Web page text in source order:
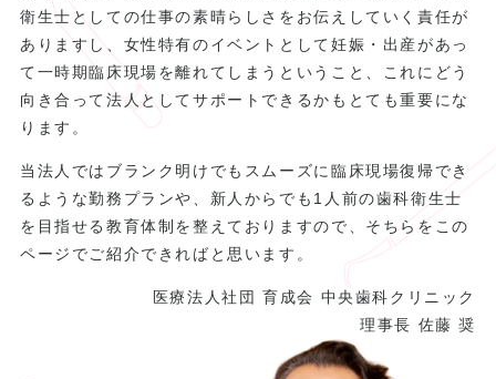
衛生士としての仕事の素晴らしさをお伝えしていく責任が
ありますし、女性特有のイベントとして妊娠・出産があっ
て一時期臨床現場を離れてしまうということ、これにどう
向き合って法人としてサポートできるかもとても重要にな
ります。
当法人ではブランク明けでもスムーズに臨床現場復帰でき
るような勤務プランや、新人からでも1人前の歯科衛生士
を目指せる教育体制を整えておりますので、そちらをこの
ページでご紹介できればと思います。
医療法人社団 育成会 中央歯科クリニック
理事長 佐藤 奨